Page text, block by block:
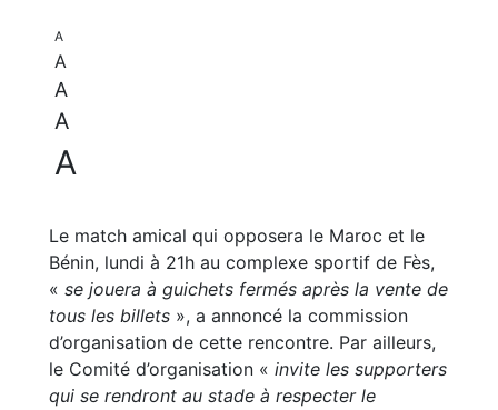
A
A
A
A
A
Le match amical qui opposera le Maroc et le
Bénin, lundi à 21h au complexe sportif de Fès,
« se jouera à guichets fermés après la vente de
tous les billets », a annoncé la commission
d’organisation de cette rencontre. Par ailleurs,
le Comité d’organisation « invite les supporters
qui se rendront au stade à respecter le